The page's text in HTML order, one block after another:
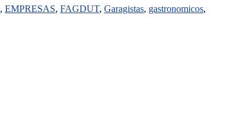
, EMPRESAS, FAGDUT, Garagistas, gastronomicos,